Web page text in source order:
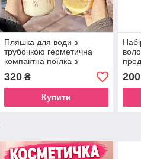
Пляшка для води з
трубочкою герметична
компактна поїлка з
бантиками для дівчат
320₴
Купити
200